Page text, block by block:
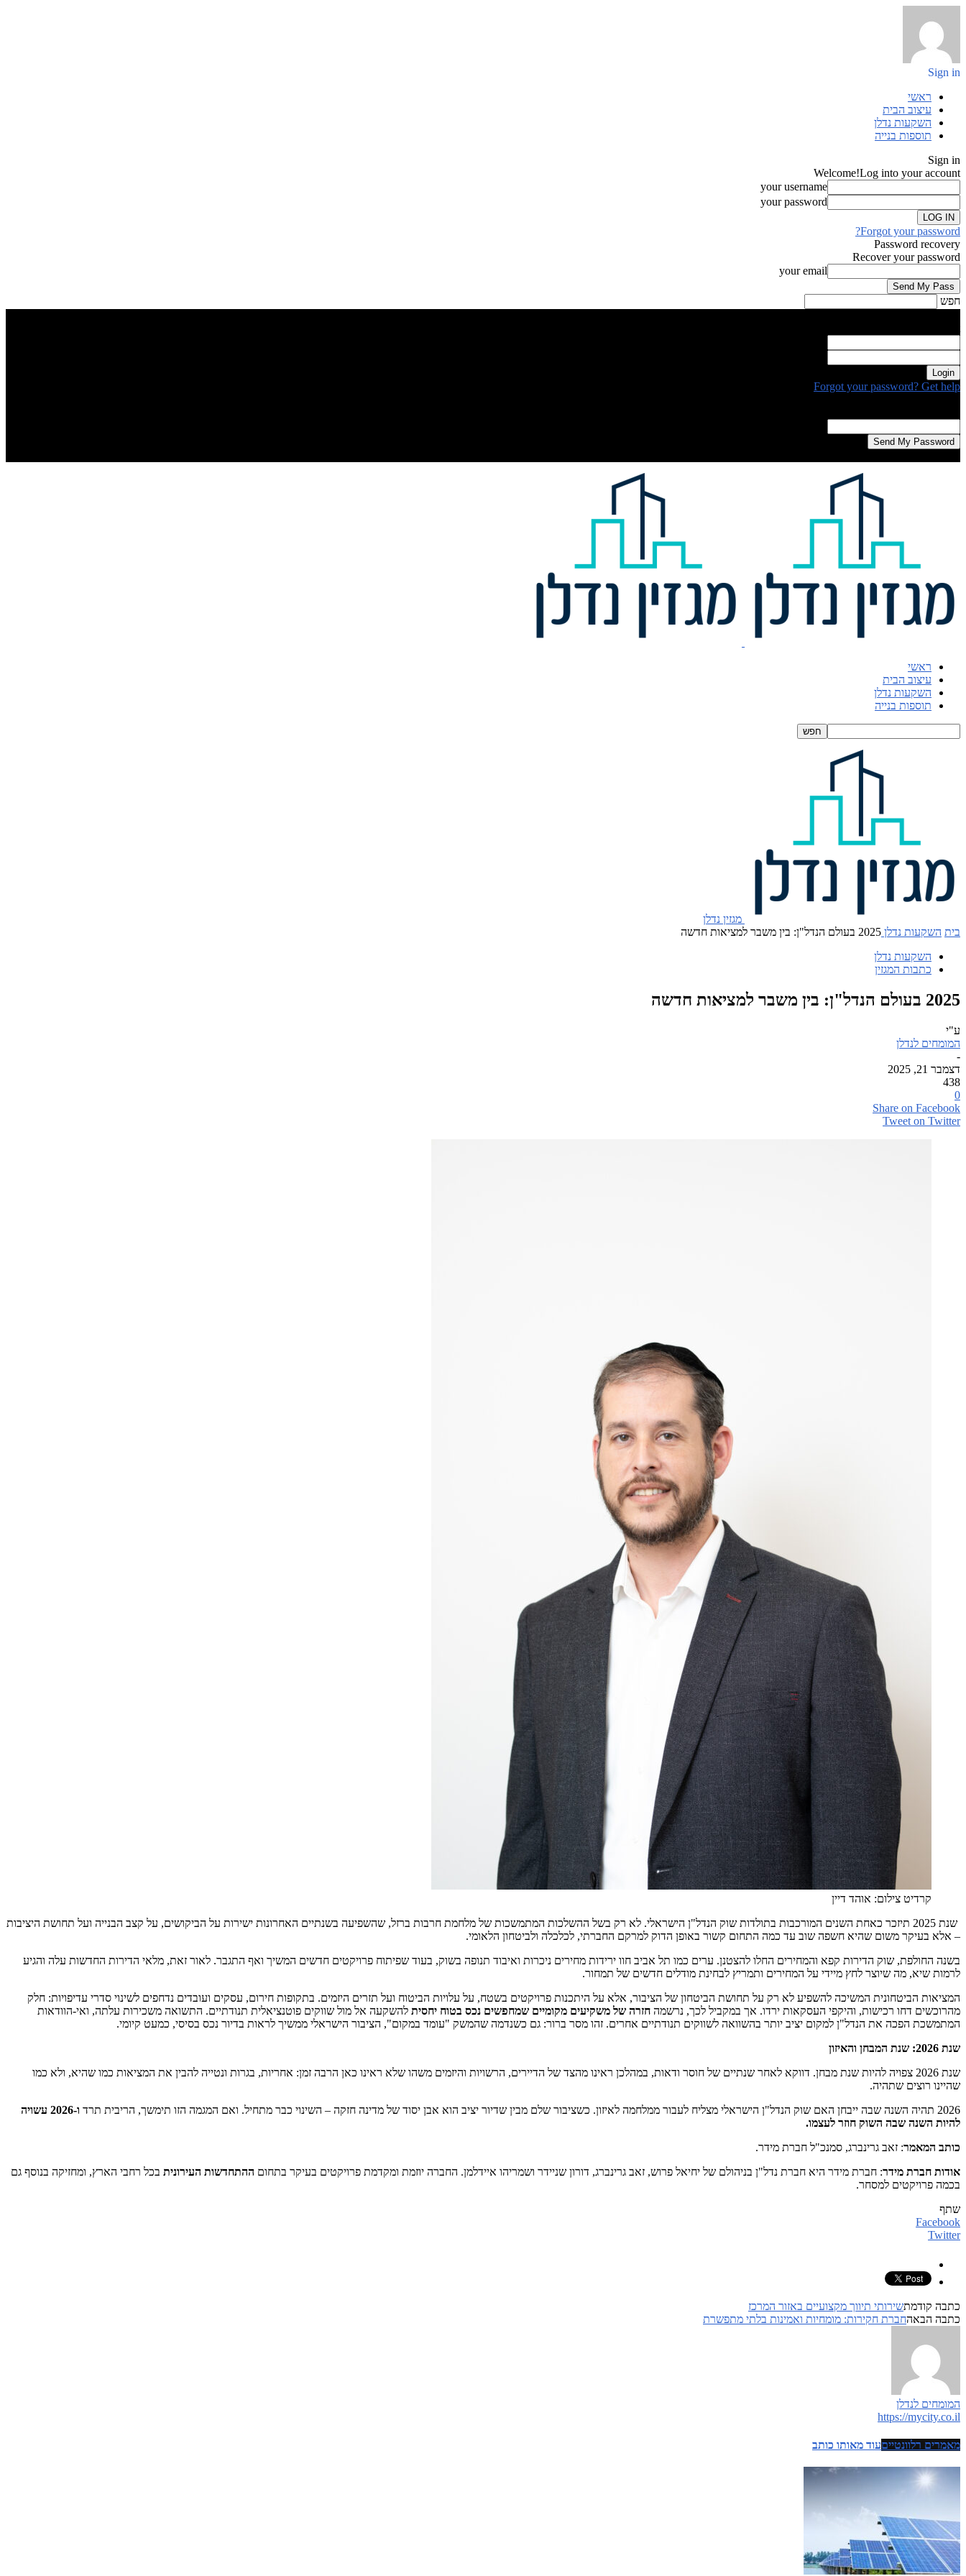
Sign in
ראשי
עיצוב הבית
השקעות נדלן
תוספות בנייה
Sign in
Welcome!Log into your account
your username
your password
Forgot your password?
Password recovery
Recover your password
your email
חפש
Forgot your password? Get help
ראשי
עיצוב הבית
השקעות נדלן
תוספות בנייה
מגזין נדלן
בית השקעות נדלן 2025 בעולם הנדל"ן: בין משבר למציאות חדשה
השקעות נדלן
כתבות המגזין
2025 בעולם הנדל"ן: בין משבר למציאות חדשה
ע"י
המומחים לנדלן
-
דצמבר 21, 2025
438
0
Share on Facebook
Tweet on Twitter
קרדיט צילום: אוהד דיין
שנת 2025 תיזכר כאחת השנים המורכבות בתולדות שוק הנדל"ן הישראלי. לא רק בשל ההשלכות המתמשכות של מלחמת חרבות ברזל, שהשפיעה בשנתיים האחרונות ישירות על הביקושים, על קצב הבנייה ועל תחושת היציבות
– אלא בעיקר משום שהיא חשפה שוב עד כמה התחום קשור באופן הדוק למרקם החברתי, לכלכלה ולביטחון הלאומי.
בשנה החולפת, שוק הדירות קפא והמחירים החלו להצטנן. ערים כמו תל אביב חוו ירידות מחירים ניכרות ואיבוד תנופה בשוק, בעוד שפיתוח פרויקטים חדשים המשיך ואף התגבר. לאור זאת, מלאי הדירות החדשות עלה והגיע
לרמות שיא, מה שיוצר לחץ מיידי על המחירים ותמריץ לבחינת מודלים חדשים של תמחור.
המציאות הביטחונית המשיכה להשפיע לא רק על תחושת הביטחון של הציבור, אלא על היתכנות פרויקטים בשטח, על עלויות הביטוח ועל תזרים היזמים. בתקופות חירום, עסקים ועובדים נדחפים לשינוי סדרי עדיפויות: חלק
מהרוכשים דחו רכישות, והיקפי העסקאות ירדו. אך במקביל לכך, נרשמה חזרה של משקיעים מקומיים שמחפשים נכס בטוח יחסית להשקעה אל מול שווקים פוטנציאלית תנודתיים. התשואה משכירות עלתה, ואי-הוודאות
המתמשכת הפכה את הנדל"ן למקום יציב יותר בהשוואה לשווקים תנודתיים אחרים. זהו מסר ברור: גם כשנדמה שהמשק "עומד במקום", הציבור הישראלי ממשיך לראות בדיור נכס בסיסי, כמעט קיומי.
שנת 2026: שנת המבחן והאיזון
שנת 2026 צפויה להיות שנת מבחן. דווקא לאחר שנתיים של חוסר ודאות, במהלכן ראינו מהצד של הדיירים, הרשויות והיזמים משהו שלא ראינו כאן הרבה זמן: אחריות, בגרות ונטייה להבין את המציאות כמו שהיא, ולא כמו
שהיינו רוצים שתהיה.
2026 תהיה השנה שבה ייבחן האם שוק הנדל"ן הישראלי מצליח לעבור ממלחמה לאיזון. כשציבור שלם מבין שדיור יציב הוא אבן יסוד של מדינה חזקה – השינוי כבר מתחיל. ואם המגמה הזו תימשך, הריבית תרד
ו-2026 עשויה
להיות השנה שבה השוק חוזר לעצמו.
כותב המאמר: זאב גרינברג, סמנכ"ל חברת מידר.
אודות חברת מידר: חברת מידר היא חברת נדל"ן בניהולם של יחיאל פרוש, זאב גרינברג, דורון שניידר ושמריהו איידלמן. החברה יוזמת ומקדמת פרויקטים בעיקר בתחום ההתחדשות העירונית בכל רחבי הארץ, ומחזיקה בנוסף גם
בכמה פרויקטים למסחר.
שתף
Facebook
Twitter
כתבה קודמתשירותי תיווך מקצועיים באזור המרכז
כתבה הבאהחברת חקירות: מומחיות ואמינות בלתי מתפשרת
המומחים לנדלן
https://mycity.co.il
מאמרים רלוונטייםעוד מאותו כותב